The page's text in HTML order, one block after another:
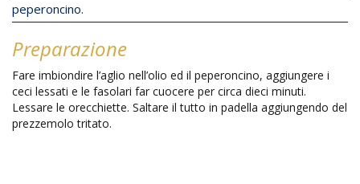
peperoncino.
Preparazione
Fare imbiondire l’aglio nell’olio ed il peperoncino, aggiungere i
ceci lessati e le fasolari far cuocere per circa dieci minuti.
Lessare le orecchiette. Saltare il tutto in padella aggiungendo del
prezzemolo tritato.